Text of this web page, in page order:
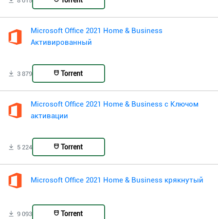
Microsoft Office 2021 Home & Business
Активированный
3 879 Torrent
Microsoft Office 2021 Home & Business с Ключом
активации
5 224 Torrent
Microsoft Office 2021 Home & Business крякнутый
9 093 Torrent